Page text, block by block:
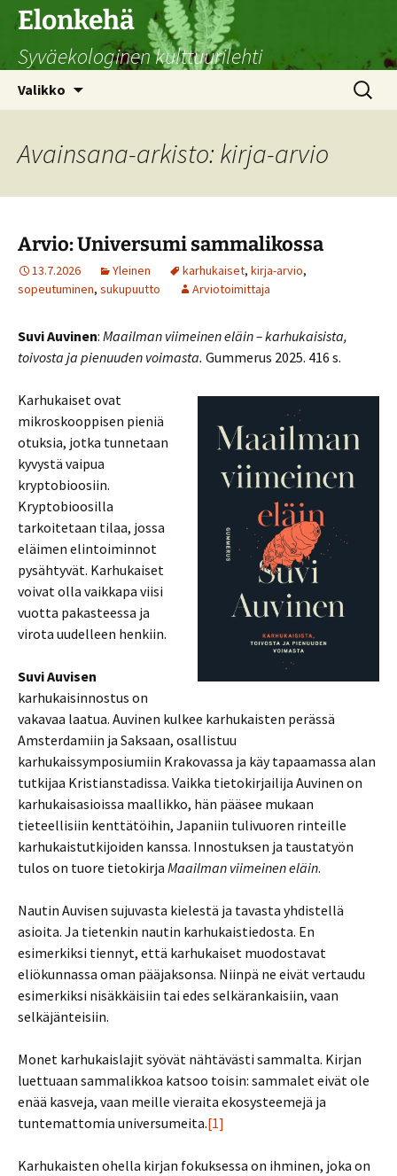
Siirry
sisältöön
Elonkehä
Syväekologinen kulttuurilehti
Valikko Haku:
Avainsana-arkisto: kirja-arvio
Arvio: Universumi sammalikossa
13.7.2026 Yleinen karhukaiset, kirja-arvio,
sopeutuminen, sukupuutto Arviotoimittaja
Suvi Auvinen: Maailman viimeinen eläin – karhukaisista,
toivosta ja pienuuden voimasta. Gummerus 2025. 416 s.
Karhukaiset ovat
mikroskooppisen pieniä
otuksia, jotka tunnetaan
kyvystä vaipua
kryptobioosiin.
Kryptobioosilla
tarkoitetaan tilaa, jossa
eläimen elintoiminnot
pysähtyvät. Karhukaiset
voivat olla vaikkapa viisi
vuotta pakasteessa ja
virota uudelleen henkiin.
Suvi Auvisen
karhukaisinnostus on
vakavaa laatua. Auvinen kulkee karhukaisten perässä
Amsterdamiin ja Saksaan, osallistuu
karhukaissymposiumiin Krakovassa ja käy tapaamassa alan
tutkijaa Kristianstadissa. Vaikka tietokirjailija Auvinen on
karhukaisasioissa maallikko, hän pääsee mukaan
tieteellisiin kenttätöihin, Japaniin tulivuoren rinteille
karhukaistutkijoiden kanssa. Innostuksen ja taustatyön
tulos on tuore tietokirja Maailman viimeinen eläin.
Nautin Auvisen sujuvasta kielestä ja tavasta yhdistellä
asioita. Ja tietenkin nautin karhukaistiedosta. En
esimerkiksi tiennyt, että karhukaiset muodostavat
eliökunnassa oman pääjaksonsa. Niinpä ne eivät vertaudu
esimerkiksi nisäkkäisiin tai edes selkärankaisiin, vaan
selkäjänteisiin.
Monet karhukaislajit syövät nähtävästi sammalta. Kirjan
luettuaan sammalikkoa katsoo toisin: sammalet eivät ole
enää kasveja, vaan meille vieraita ekosysteemejä ja
tuntemattomia universumeita.[1]
Karhukaisten ohella kirjan fokuksessa on ihminen, joka on